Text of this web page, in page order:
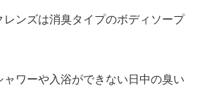
レンズは消臭タイプのボディソープ
ワーや入浴ができない日中の臭い